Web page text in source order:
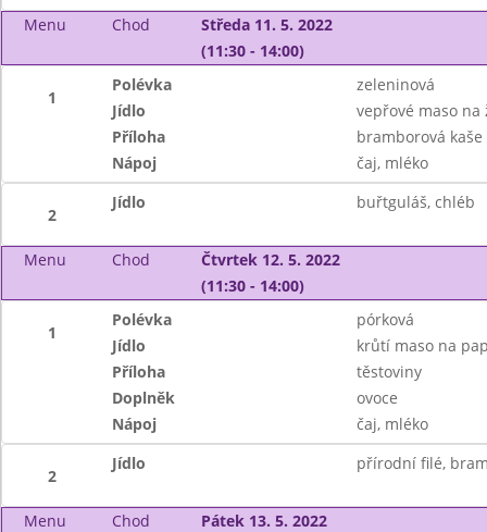
Menu Chod
Středa 11. 5. 2022
(11:30 - 14:00)
1
Polévka
zeleninová
Jídlo
vepřové maso
Příloha
bramborová kaše
Nápoj
čaj, mléko
2
Jídlo buřtguláš, chléb
Menu Chod
Čtvrtek 12. 5. 2022
(11:30 - 14:00)
1
Polévka
pórková
Jídlo
krůtí maso na
Příloha
těstoviny
Doplněk
ovoce
Nápoj
čaj, mléko
2
Jídlo přírodní filé,
Menu Chod
Pátek 13. 5. 2022